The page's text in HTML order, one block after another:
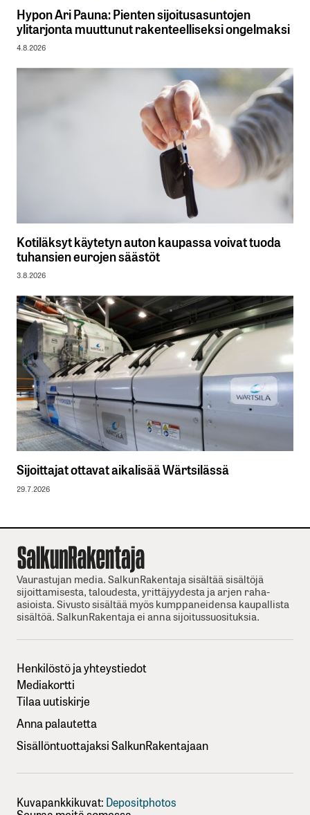
Hypon Ari Pauna: Pienten sijoitusasuntojen
ylitarjonta muuttunut rakenteelliseksi ongelmaksi
4.8.2026
Kotiläksyt käytetyn auton kaupassa voivat tuoda
tuhansien eurojen säästöt
3.8.2026
Sijoittajat ottavat aikalisää Wärtsilässä
29.7.2026
Vaurastujan media. SalkunRakentaja sisältää sisältöjä
sijoittamisesta, taloudesta, yrittäjyydesta ja arjen raha-
asioista. Sivusto sisältää myös kumppaneidensa kaupallista
sisältöä. SalkunRakentaja ei anna sijoitussuosituksia.
Henkilöstö ja yhteystiedot
Mediakortti
Tilaa uutiskirje
Anna palautetta
Sisällöntuottajaksi SalkunRakentajaan
Kuvapankkikuvat: Depositphotos